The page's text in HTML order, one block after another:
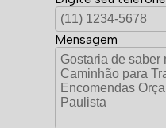
Mensagem